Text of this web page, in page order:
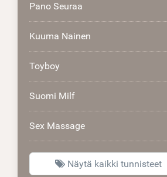
Pano Seuraa
Kuuma Nainen
Toyboy
Suomi Milf
Sex Massage
Näytä kaikki tunnisteet